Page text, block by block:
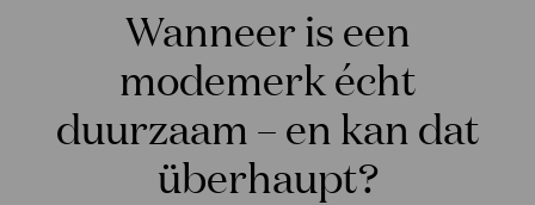
Wanneer is een
modemerk écht
duurzaam – en kan dat
überhaupt?